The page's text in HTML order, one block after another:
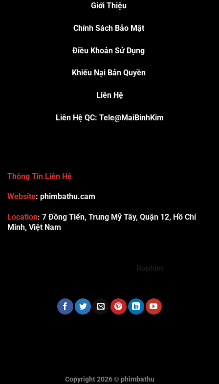
Giới Thiệu
Chính Sách Bảo Mật
Điều Khoản Sử Dụng
Khiếu Nại Bản Quyền
Liên Hệ
Liên Hệ QC: Tele@MaiBinhKim
Thông Tin Liên Hệ
Website: phimbathu.cam
Location: 7 Đồng Tiến, Trung Mỹ Tây, Quận 12, Hồ Chí
Minh, Việt Nam
Rophim
Copyright 2026 ©phimbathu